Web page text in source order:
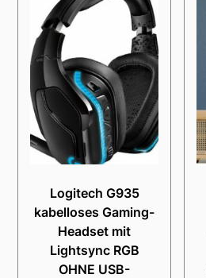
Logitech G935
kabelloses Gaming-
Headset mit
Lightsync RGB
OHNE USB-